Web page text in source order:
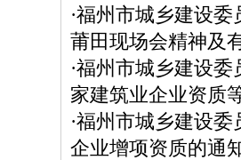
·福州市城乡建设委
莆田现场会精神及
·福州市城乡建设委
家建筑业企业资质
·福州市城乡建设委
企业增项资质的通